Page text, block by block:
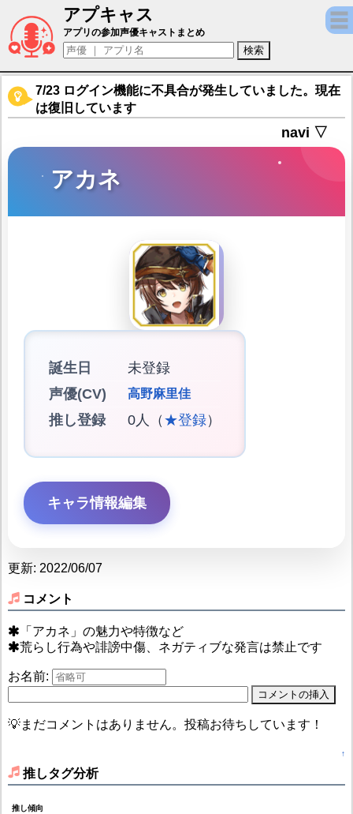
アプキャス
アカネ（声優：高野麻里佳)【アルカ・ラス
アプリの参加声優キャストまとめ
7/23 ログイン機能に不具合が発生していました。現在
は復旧しています
navi ▽
アカネ
誕生日
未登録
声優(CV)
高野麻里佳
推し登録 0人（ ★登録）
キャラ情報編集
更新: 2022/06/07
コメント
「アカネ」の魅力や特徴など
荒らし行為や誹謗中傷、ネガティブな発言は禁止です
お名前:
💡まだコメントはありません。投稿お待ちしています！
↑
推しタグ分析
推し傾向